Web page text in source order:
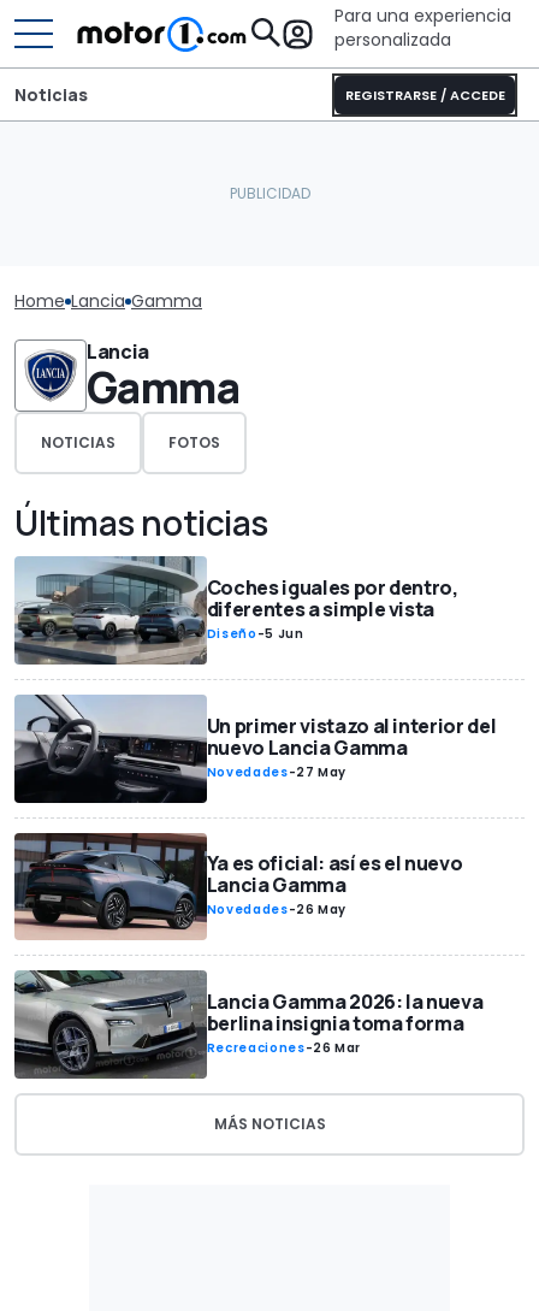
Para una experiencia
personalizada
REGISTRARSE / ACCEDE
Noticias
Home Lancia Gamma
Lancia
Gamma
NOTICIAS FOTOS
Últimas noticias
Coches iguales por dentro,
diferentes a simple vista
Diseño -5 Jun
Un primer vistazo al interior del
nuevo Lancia Gamma
Novedades-27 May
Ya es oficial: así es el nuevo
Lancia Gamma
Novedades-26 May
Lancia Gamma 2026: la nueva
berlina insignia toma forma
Recreaciones-26 Mar
MÁS NOTICIAS